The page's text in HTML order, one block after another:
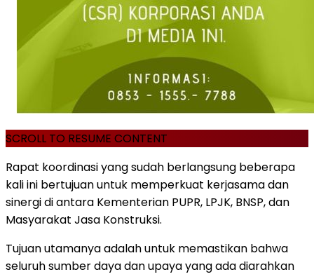
SCROLL TO RESUME CONTENT
Rapat koordinasi yang sudah berlangsung beberapa
kali ini bertujuan untuk memperkuat kerjasama dan
sinergi di antara Kementerian PUPR, LPJK, BNSP, dan
Masyarakat Jasa Konstruksi.
Tujuan utamanya adalah untuk memastikan bahwa
seluruh sumber daya dan upaya yang ada diarahkan